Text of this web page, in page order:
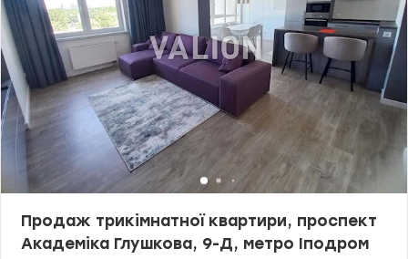
військових (постанова 280 , 719, держмолодь кредит та інші )
Ціна 95000 у.о. Комісія агенції 5% Віктор 0935705384
valion.ua/1151658
Продаж трикімнатної квартири, проспект
Академіка Глушкова, 9-Д, метро Іподром